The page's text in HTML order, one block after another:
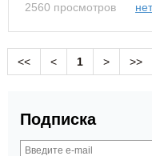
2560 просмотров
<< < 1 > >>
Подписка